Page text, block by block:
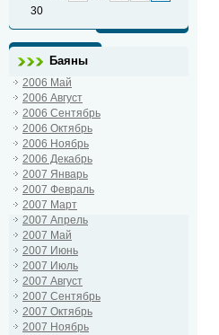
30
Баяны
2006 Май
2006 Август
2006 Сентябрь
2006 Октябрь
2006 Ноябрь
2006 Декабрь
2007 Январь
2007 Февраль
2007 Март
2007 Апрель
2007 Май
2007 Июнь
2007 Июль
2007 Август
2007 Сентябрь
2007 Октябрь
2007 Ноябрь